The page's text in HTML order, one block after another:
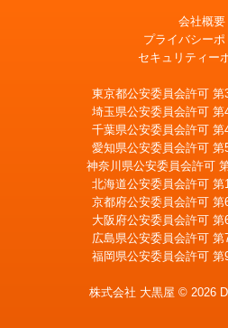
LINE査定
会社概要
プライバシーポ
セキュリティー
東京都公安委員会許可 第
埼玉県公安委員会許可 第
千葉県公安委員会許可 第
愛知県公安委員会許可 第
神奈川県公安委員会許可
北海道公安委員会許可 第
京都府公安委員会許可 第
大阪府公安委員会許可 第
広島県公安委員会許可 第
福岡県公安委員会許可 第
株式会社 大黒屋 © 2026